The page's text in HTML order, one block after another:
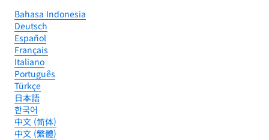
Bahasa Indonesia
Deutsch
Español
Français
Italiano
Português
Türkçe
日本語
한국어
中文 (简体)
中文 (繁體)